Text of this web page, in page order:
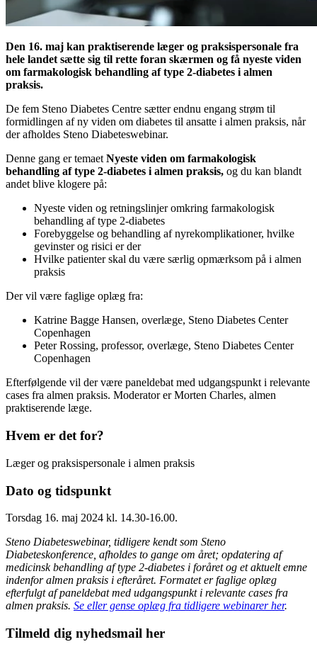
Den 16. maj kan praktiserende læger og praksispersonale fra
hele landet sætte sig til rette foran skærmen og få nyeste viden
om farmakologisk behandling af type 2-diabetes i almen
praksis.
De fem Steno Diabetes Centre sætter endnu engang strøm til
formidlingen af ny viden om diabetes til ansatte i almen praksis, når
der afholdes Steno Diabeteswebinar.
Denne gang er temaet Nyeste viden om farmakologisk
behandling af type 2-diabetes i almen praksis, og du kan blandt
andet blive klogere på:
Nyeste viden og retningslinjer omkring farmakologisk
behandling af type 2-diabetes
Forebyggelse og behandling af nyrekomplikationer, hvilke
gevinster og risici er der
Hvilke patienter skal du være særlig opmærksom på i almen
praksis
Der vil være faglige oplæg fra:
Katrine Bagge Hansen, overlæge, Steno Diabetes Center
Copenhagen
Peter Rossing, professor, overlæge, Steno Diabetes Center
Copenhagen
Efterfølgende vil der være paneldebat med udgangspunkt i relevante
cases fra almen praksis. Moderator er Morten Charles, almen
praktiserende læge.
Hvem er det for?
Læger og praksispersonale i almen praksis
Dato og tidspunkt
Torsdag 16. maj 2024 kl. 14.30-16.00.
Steno Diabeteswebinar, tidligere kendt som Steno
Diabeteskonference, afholdes to gange om året; opdatering af
medicinsk behandling af type 2-diabetes i foråret og et aktuelt emne
indenfor almen praksis i efteråret. Formatet er faglige oplæg
efterfulgt af paneldebat med udgangspunkt i relevante cases fra
almen praksis. Se eller gense oplæg fra tidligere webinarer her.
Tilmeld dig nyhedsmail her